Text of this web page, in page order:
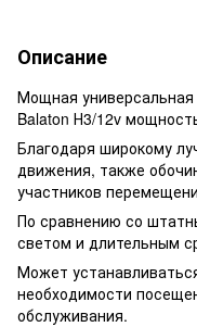
Описание
Мощная универсальная
Balaton Н3/12v
Благодаря широкому
движения, также
участников
По сравнению со
светом и длительным
Может
необходимости
обслуживания.